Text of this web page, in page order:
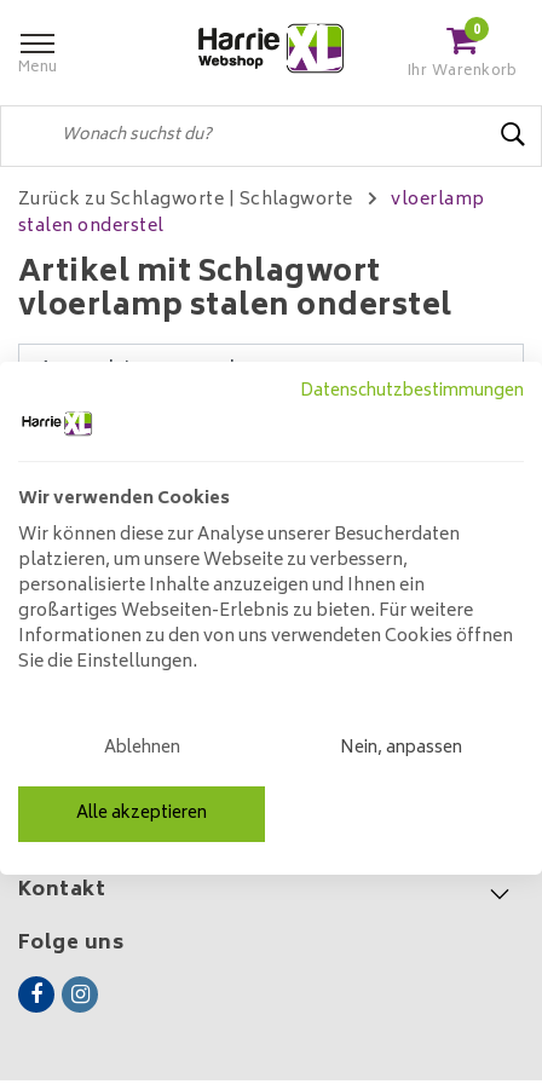
Menu
0
Ihr Warenkorb
Zurück zu Schlagworte | Schlagworte
vloerlamp
stalen onderstel
Artikel mit Schlagwort
vloerlamp stalen onderstel
Stehlampe Support 1L
199,00
Kundendienst
Mein Konto
Kategorien
Kontakt
Folge uns
Datenschutzbestimmungen
Wir verwenden Cookies
Wir können diese zur Analyse unserer Besucherdaten
platzieren, um unsere Webseite zu verbessern,
personalisierte Inhalte anzuzeigen und Ihnen ein
großartiges Webseiten-Erlebnis zu bieten. Für weitere
Informationen zu den von uns verwendeten Cookies öffnen
Sie die Einstellungen.
Ablehnen Nein, anpassen
Alle akzeptieren